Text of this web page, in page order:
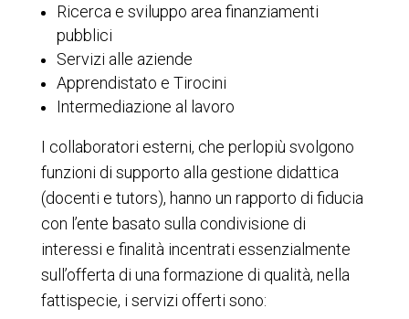
Ricerca e sviluppo area finanziamenti
pubblici
Servizi alle aziende
Apprendistato e Tirocini
Intermediazione al lavoro
I collaboratori esterni, che perlopiù svolgono
funzioni di supporto alla gestione didattica
(docenti e tutors), hanno un rapporto di fiducia
con l’ente basato sulla condivisione di
interessi e finalità incentrati essenzialmente
sull’offerta di una formazione di qualità, nella
fattispecie, i servizi offerti sono: